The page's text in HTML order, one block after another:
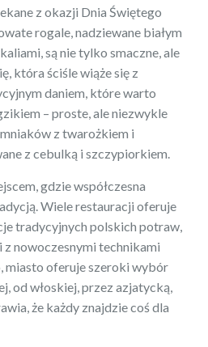
z okazji Dnia Świętego
rogale, nadziewane białym
są nie tylko smaczne, ale
która ściśle wiąże się z
daniem, które warto
– proste, ale niezwykle
z twarożkiem i
z cebulką i szczypiorkiem.
gdzie współczesna
Wiele restauracji oferuje
tradycyjnych polskich potraw,
z nowoczesnymi technikami
miasto oferuje szeroki wybór
od włoskiej, przez azjatycką,
że każdy znajdzie coś dla